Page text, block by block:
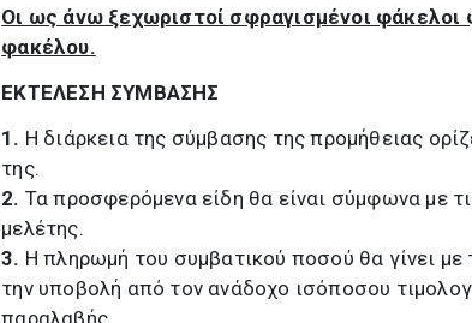
Οι ως άνω ξεχωριστοί σφραγισμένοι φάκελοι
φακέλου.
ΕΚΤΕΛΕΣΗ ΣΥΜΒΑΣΗΣ
1. Η διάρκεια της σύμβασης της προμήθειας
της.
2. Τα προσφερόμενα είδη θα είναι σύμφωνα με
μελέτης.
3. Η πληρωμή του συμβατικού ποσού θα γίνει
την υποβολή από τον ανάδοχο ισόποσου
παραλαβής.